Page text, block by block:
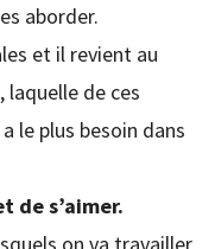
aborder.
et il revient au
laquelle de ces
le plus besoin dans
de s’aimer.
on va travailler